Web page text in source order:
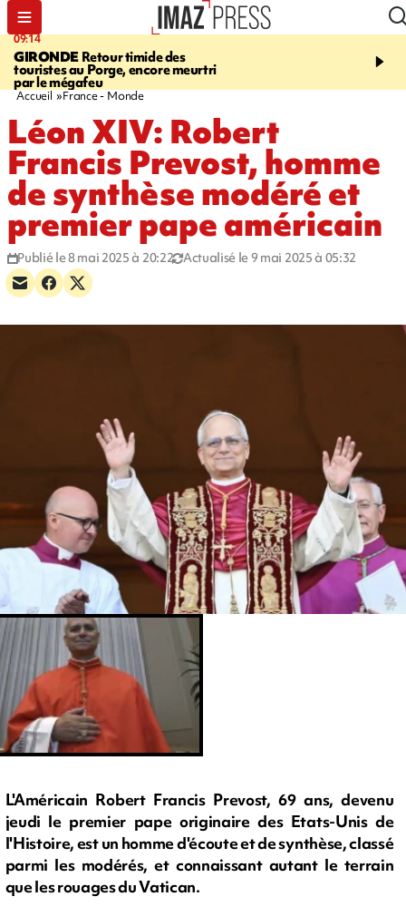
09:14
GIRONDE Retour timide des
touristes au Porge, encore meurtri
par le mégafeu
13:09
Des
font cinq morts en
Accueil France - Monde
Léon XIV: Robert
Francis Prevost, homme
de synthèse modéré et
premier pape américain
Publié le 8 mai 2025 à 20:22 Actualisé le 9 mai 2025 à 05:32
L'Américain Robert Francis Prevost, 69 ans, devenu
jeudi le premier pape originaire des Etats-Unis de
l'Histoire, est un homme d'écoute et de synthèse, classé
parmi les modérés, et connaissant autant le terrain
que les rouages du Vatican.